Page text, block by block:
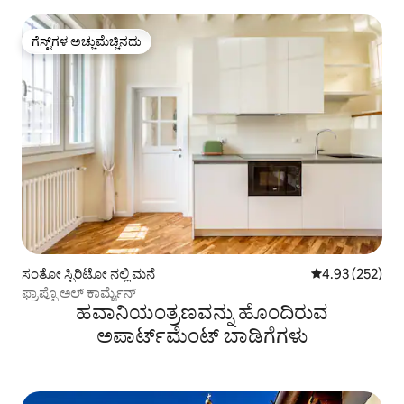
ಗೆಸ್ಟ್‌ಗಳ ಅಚ್ಚುಮೆಚ್ಚಿನದು
ಗೆಸ್ಟ್‌ಗಳ ಅಚ್ಚುಮೆಚ್ಚಿನದು
ಸಂತೋ ಸ್ಪಿರಿಟೋ ನಲ್ಲಿ ಮನೆ 5 ರಲ್ಲಿ 4.93
4.93 (252)
ಫ್ರಾಪ್ಪೊ ಅಲ್ ಕಾರ್ಮೈನ್
ಹವಾನಿಯಂತ್ರಣವನ್ನು ಹೊಂದಿರುವ
ಅಪಾರ್ಟ್‌ಮೆಂಟ್‌ ಬಾಡಿಗೆಗಳು